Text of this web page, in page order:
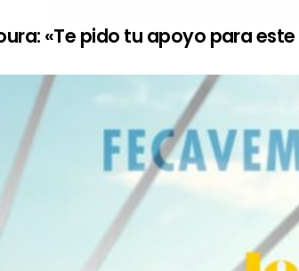
«Te pido tu apoyo para este